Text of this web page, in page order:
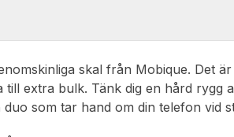
skal från Mobique. Det
extra bulk. Tänk dig en hård rygg
som tar hand om din telefon vid